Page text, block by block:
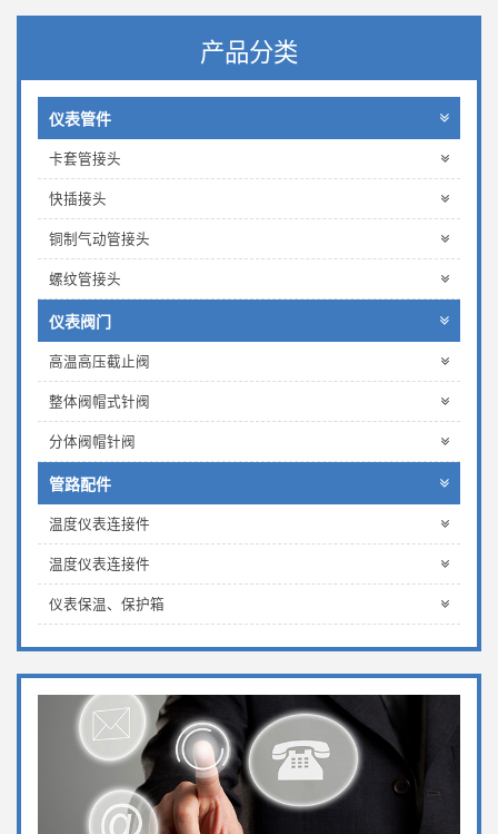
产品分类
仪表管件
卡套管接头
快插接头
铜制气动管接头
螺纹管接头
仪表阀门
高温高压截止阀
整体阀帽式针阀
分体阀帽针阀
管路配件
温度仪表连接件
温度仪表连接件
仪表保温、保护箱